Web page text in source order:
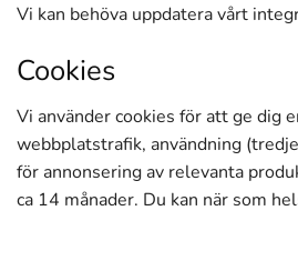
Vi kan behöva uppdatera vårt
Cookies
Vi använder cookies för att ge dig
webbplatstrafik, användning
för annonsering av relevanta
ca 14 månader. Du kan när som